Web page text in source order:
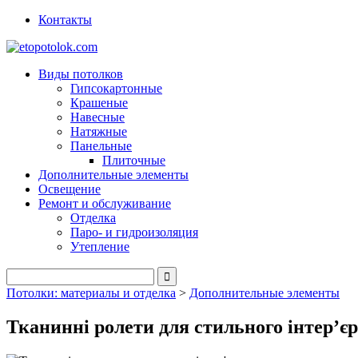
Контакты
Виды потолков
Гипсокартонные
Крашеные
Навесные
Натяжные
Панельные
Плиточные
Дополнительные элементы
Освещение
Ремонт и обслуживание
Отделка
Паро- и гидроизоляция
Утепление
Потолки: материалы и отделка > Дополнительные элементы
Тканинні ролети для стильного